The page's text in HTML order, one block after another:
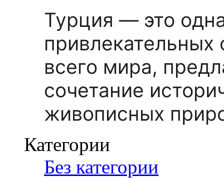
Турция — это
привлекательных
всего мира,
сочетание
живописных
Категории
Без категории